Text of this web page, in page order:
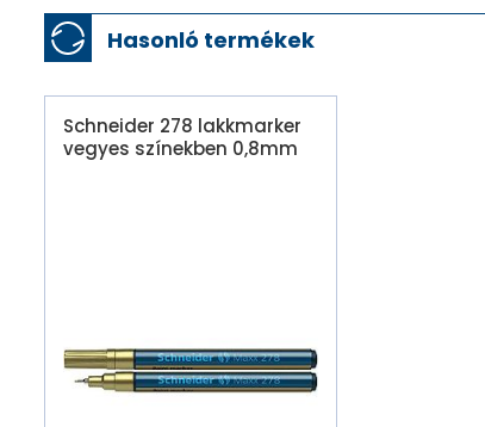
Hasonló termékek
Schneider 278 lakkmarker
vegyes színekben 0,8mm